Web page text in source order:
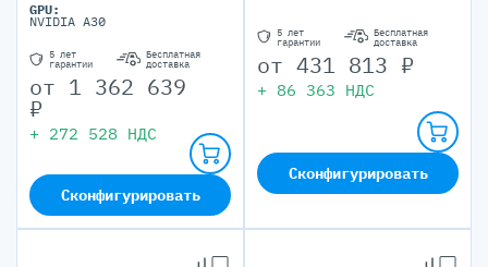
GPU:
NVIDIA A30
5 лет
гарантии
Бесплатная
доставка
от 1 362 639
₽
+ 272 528 НДС
Сконфигурировать
5 лет
гарантии
Бесплатная
доставка
от 431 813 ₽
+ 86 363 НДС
Сконфигурировать